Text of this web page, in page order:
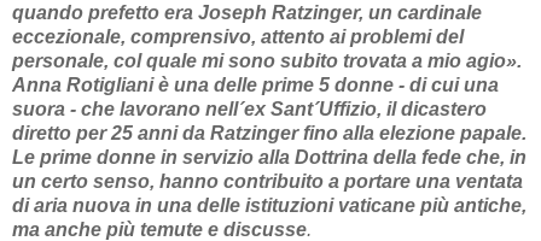
quando prefetto era Joseph Ratzinger, un cardinale
eccezionale, comprensivo, attento ai problemi del
personale, col quale mi sono subito trovata a mio agio».
Anna Rotigliani è una delle prime 5 donne - di cui una
suora - che lavorano nell´ex Sant´Uffizio, il dicastero
diretto per 25 anni da Ratzinger fino alla elezione papale.
Le prime donne in servizio alla Dottrina della fede che, in
un certo senso, hanno contribuito a portare una ventata
di aria nuova in una delle istituzioni vaticane più antiche,
ma anche più temute e discusse.